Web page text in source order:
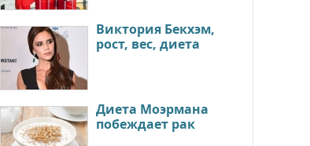
Виктория Бекхэм,
рост, вес, диета
Диета Моэрмана
побеждает рак